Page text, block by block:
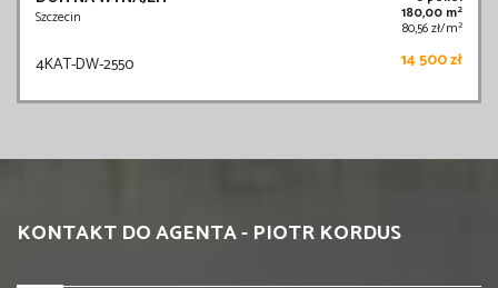
Szczecin 180,00 m2
80,56 zł/m2
4KAT-DW-2550 14 500 zł
KONTAKT DO AGENTA - PIOTR KORDUS